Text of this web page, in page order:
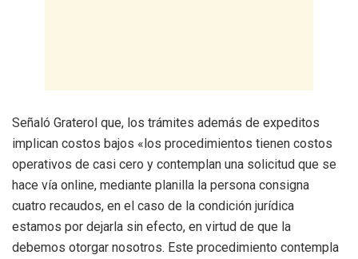
Señaló Graterol que, los trámites además de expeditos
implican costos bajos «los procedimientos tienen costos
operativos de casi cero y contemplan una solicitud que se
hace vía online, mediante planilla la persona consigna
cuatro recaudos, en el caso de la condición jurídica
estamos por dejarla sin efecto, en virtud de que la
debemos otorgar nosotros. Este procedimiento contempla